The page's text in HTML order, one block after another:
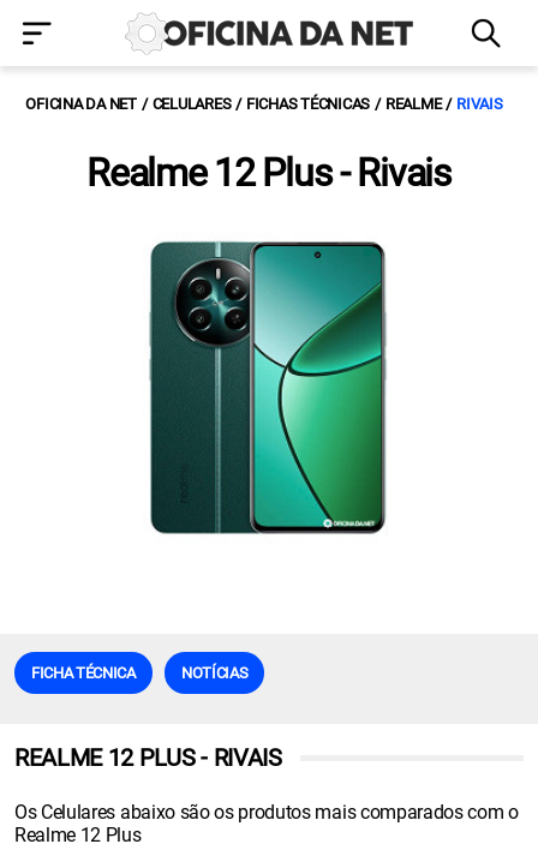
OFICINA DA NET CELULARES FICHAS TÉCNICAS REALME RIVAIS
Realme 12 Plus - Rivais
FICHA TÉCNICA NOTÍCIAS
REALME 12 PLUS - RIVAIS
Os Celulares abaixo são os produtos mais comparados com o
Realme 12 Plus